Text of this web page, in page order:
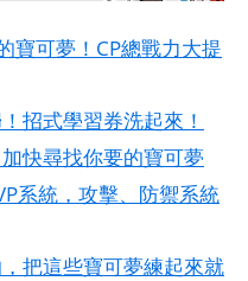
寶可夢！CP總戰力大提
招式學習券洗起來！
快尋找你要的寶可夢
系統，攻擊、防禦系統
把這些寶可夢練起來就